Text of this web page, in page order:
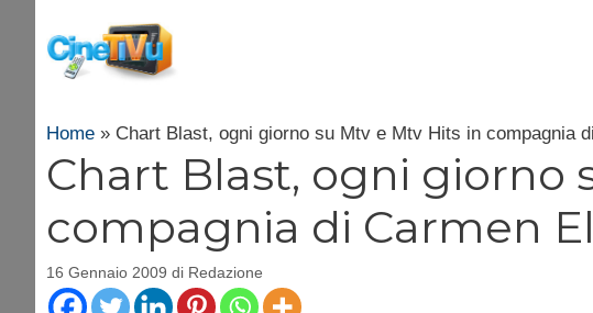
contenuto
Home » Chart Blast, ogni giorno su Mtv e Mtv Hits in compagnia
Chart Blast, ogni giorno
compagnia di Carmen
16 Gennaio 2009 di Redazione